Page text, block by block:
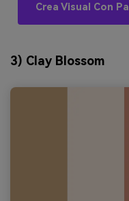
Crea Visual Con
3) Clay Blossom